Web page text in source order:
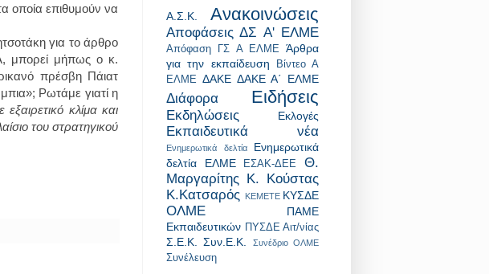
οποία επιθυμούν να
για το άρθρο
μπορεί μήπως ο κ.
πρέσβη Πάιατ
Ρωτάμε γιατί η
κλίμα και
του στρατηγικού
Α.Σ.Κ. Ανακοινώσεις
Αποφάσεις ΔΣ Α' ΕΛΜΕ
Απόφαση ΓΣ Α ΕΛΜΕ Άρθρα
για την εκπαίδευση
Βίντεο Α
ΕΛΜΕ ΔΑΚΕ ΔΑΚΕ Α΄ ΕΛΜΕ
Διάφορα Ειδήσεις
Εκδηλώσεις Εκλογές
Εκπαιδευτικά νέα
Ενημερωτικά δελτία
Ενημερωτικά
δελτία ΕΛΜΕ
ΕΣΑΚ-ΔΕΕ
Θ.
Μαργαρίτης
Κ. Κούστας
Κ.Κατσαρός
ΚΕΜΕΤΕ ΚΥΣΔΕ
ΟΛΜΕ
ΠΑΜΕ
Εκπαιδευτικών
ΠΥΣΔΕ Αιτ/νίας
Σ.Ε.Κ. Συν.Ε.Κ. Συνέδριο ΟΛΜΕ
Συνέλευση